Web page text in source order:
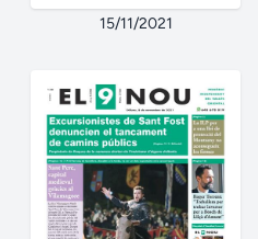
15/11/2021